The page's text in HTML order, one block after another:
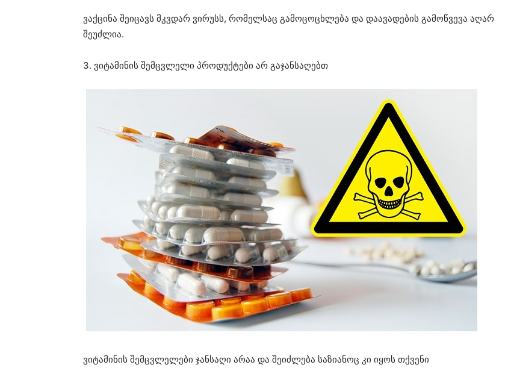
ვაქცინა შეიცავს მკვდარ ვირუსს, რომელსაც გამოცოცხლება და დაავადების გამოწვევა აღარ
შეუძლია.
3. ვიტამინის შემცვლელი პროდუქტები არ გაჯანსაღებთ
ვიტამინის შემცვლელები ჯანსაღი არაა და შეიძლება საზიანოც კი იყოს თქვენი